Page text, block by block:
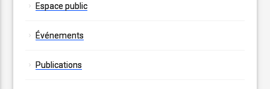
Espace public
Événements
Publications